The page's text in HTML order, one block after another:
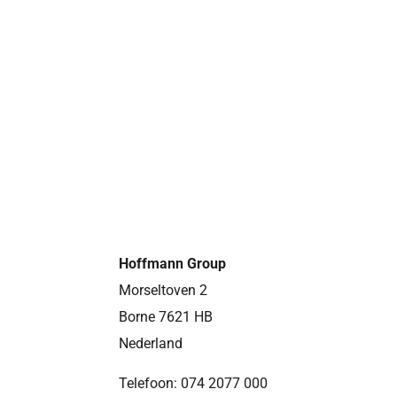
Hoffmann Group
Morseltoven 2
Borne7621 HB
Nederland
Telefoon: 074 2077 000